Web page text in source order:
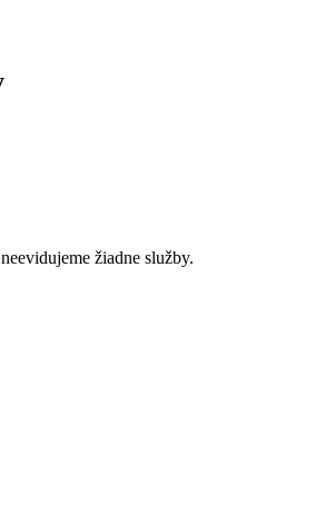
žiadne služby.